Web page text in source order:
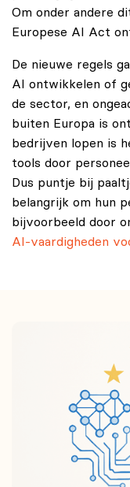
Om onder andere
Europese AI Act
De nieuwe regels
AI ontwikkelen of
de sector, en
buiten Europa is
bedrijven lopen is
tools door
Dus puntje bij
belangrijk om hun
bijvoorbeeld door
AI-vaardigheden